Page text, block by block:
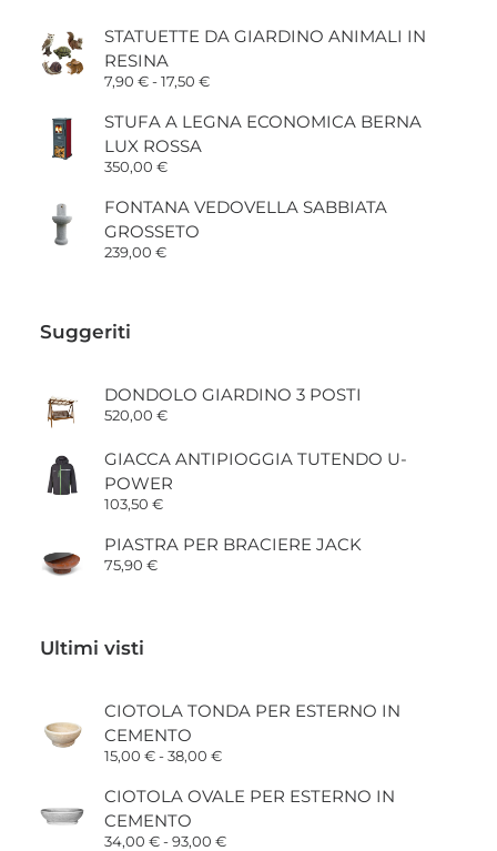
STATUETTE DA GIARDINO ANIMALI IN
RESINA
7,90 €-17,50 €Fascia
prezzo:
da
STUFA A LEGNA ECONOMICA BERNA
LUX ROSSA
350,00 €
FONTANA VEDOVELLA SABBIATA
GROSSETO
239,00 €
Suggeriti
DONDOLO GIARDINO 3 POSTI
520,00 €
GIACCA ANTIPIOGGIA TUTENDO U-
POWER
103,50 €
PIASTRA PER BRACIERE JACK
75,90 €
Ultimi visti
CIOTOLA TONDA PER ESTERNO IN
CEMENTO
15,00 €-38,00 €Fascia
prezzo:
da
a
CIOTOLA OVALE PER ESTERNO IN
CEMENTO
34,00 €-93,00 €Fascia